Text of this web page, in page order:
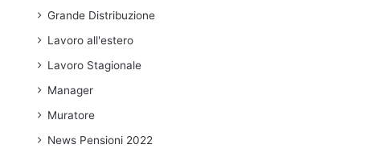
Grande Distribuzione
Lavoro all'estero
Lavoro Stagionale
Manager
Muratore
News Pensioni 2022